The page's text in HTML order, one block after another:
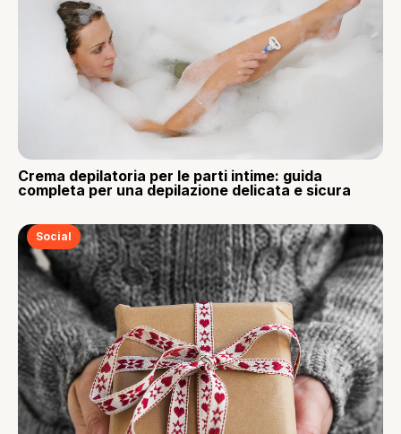
Crema depilatoria per le parti intime: guida
completa per una depilazione delicata e sicura
Social